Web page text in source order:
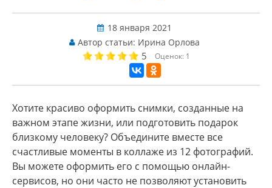
18 января 2021
Автор статьи: Ирина Орлова
5 Оценок: 1
Хотите красиво оформить снимки, созданные на
важном этапе жизни, или подготовить подарок
близкому человеку? Объедините вместе все
счастливые моменты в коллаже из 12 фотографий.
Вы можете оформить его с помощью онлайн-
сервисов, но они часто не позволяют установить